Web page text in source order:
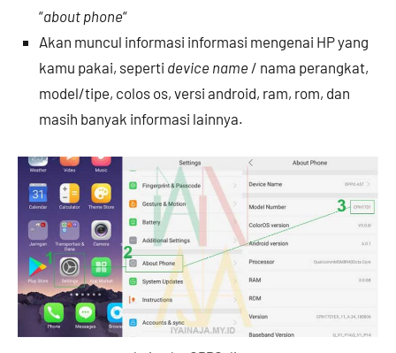
“about phone“
Akan muncul informasi informasi mengenai HP yang
kamu pakai, seperti device name / nama perangkat,
model/tipe, colos os, versi android, ram, rom, dan
masih banyak informasi lainnya.